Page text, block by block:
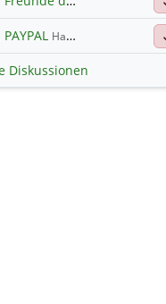
PAYPAL Hauptdiskussion
Diskussionen